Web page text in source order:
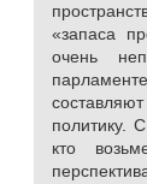
«запаса
очень
политику.
кто